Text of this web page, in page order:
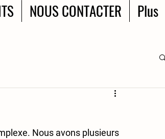
NOUS CONTACTER Plus
Nous avons plusieurs